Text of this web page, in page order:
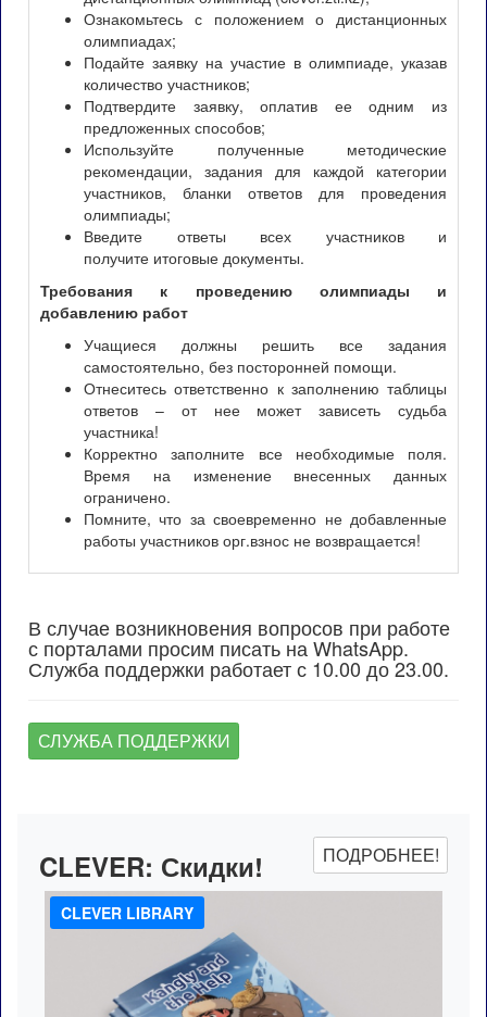
Ознакомьтесь с положением о дистанционных
олимпиадах;
Подайте заявку на участие в олимпиаде, указав
количество участников;
Подтвердите заявку, оплатив ее одним из
предложенных способов;
Используйте полученные методические
рекомендации, задания для каждой категории
участников, бланки ответов для проведения
олимпиады;
Введите ответы всех участников и
получите итоговые документы.
Требования к проведению олимпиады и
добавлению работ
Учащиеся должны решить все задания
самостоятельно, без посторонней помощи.
Отнеситесь ответственно к заполнению таблицы
ответов – от нее может зависеть судьба
участника!
Корректно заполните все необходимые поля.
Время на изменение внесенных данных
ограничено.
Помните, что за своевременно не добавленные
работы участников орг.взнос не возвращается!
В случае возникновения вопросов при работе
с порталами просим писать на WhatsApp.
Служба поддержки работает с 10.00 до 23.00.
СЛУЖБА ПОДДЕРЖКИ
CLEVER: Скидки! ПОДРОБНЕЕ!
CLEVER LIBRARY